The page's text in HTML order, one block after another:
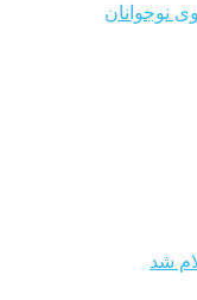
نوجوانان
شد